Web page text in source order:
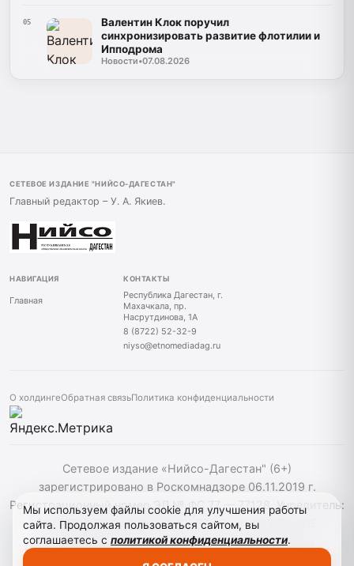
05
Валентин Клок поручил
синхронизировать развитие флотилии и
Ипподрома
Новости•07.08.2026
СЕТЕВОЕ ИЗДАНИЕ "НИЙСО-ДАГЕСТАН"
Главный редактор – У. А. Якиев.
НАВИГАЦИЯ
Главная
КОНТАКТЫ
Республика Дагестан, г.
Махачкала, пр.
Насрутдинова, 1А
8 (8722) 52-32-9
niyso@etnomediadag.ru
О холдингеОбратная связьПолитика конфиденциальности
Сетевое издание «Нийсо-Дагестан" (6+)
зарегистрировано в Роскомнадзоре 06.11.2019 г.
Регистрационный номер ЭЛ № ФС 77 — 77128. Учредитель:
ГОСУДАРСТВЕННОЕ БЮДЖЕТНОЕ УЧРЕЖДЕНИЕ
РЕСПУБЛИКИ ДАГЕСТАН "ЭТНОМЕДИАХОЛДИНГ
Мы используем файлы cookie для улучшения работы
сайта. Продолжая пользоваться сайтом, вы
соглашаетесь с политикой конфиденциальности.